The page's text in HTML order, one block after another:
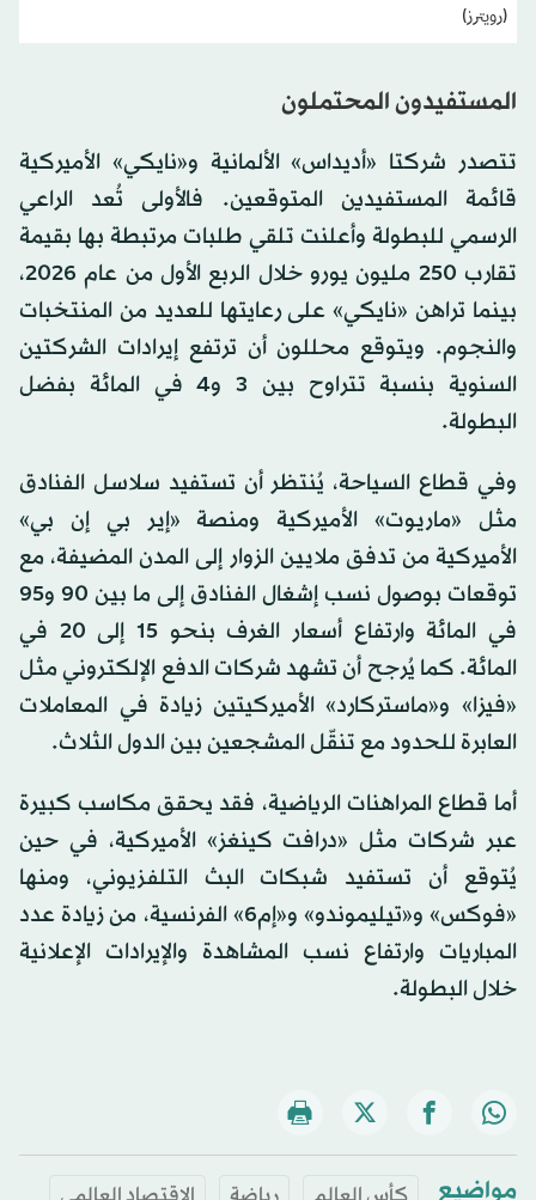
(رويترز)
المستفيدون المحتملون
تتصدر شركتا «أديداس» الألمانية و«نايكي» الأميركية
قائمة المستفيدين المتوقعين. فالأولى تُعد الراعي
الرسمي للبطولة وأعلنت تلقي طلبات مرتبطة بها بقيمة
تقارب 250 مليون يورو خلال الربع الأول من عام 2026،
بينما تراهن «نايكي» على رعايتها للعديد من المنتخبات
والنجوم. ويتوقع محللون أن ترتفع إيرادات الشركتين
السنوية بنسبة تتراوح بين 3 و4 في المائة بفضل
البطولة.
وفي قطاع السياحة، يُنتظر أن تستفيد سلاسل الفنادق
مثل «ماريوت» الأميركية ومنصة «إير بي إن بي»
الأميركية من تدفق ملايين الزوار إلى المدن المضيفة، مع
توقعات بوصول نسب إشغال الفنادق إلى ما بين 90 و95
في المائة وارتفاع أسعار الغرف بنحو 15 إلى 20 في
المائة. كما يُرجح أن تشهد شركات الدفع الإلكتروني مثل
«فيزا» و«ماستركارد» الأميركيتين زيادة في المعاملات
العابرة للحدود مع تنقّل المشجعين بين الدول الثلاث.
أما قطاع المراهنات الرياضية، فقد يحقق مكاسب كبيرة
عبر شركات مثل «درافت كينغز» الأميركية، في حين
يُتوقع أن تستفيد شبكات البث التلفزيوني، ومنها
«فوكس» و«تيليموندو» و«إم6» الفرنسية، من زيادة عدد
المباريات وارتفاع نسب المشاهدة والإيرادات الإعلانية
خلال البطولة.
مواضيع